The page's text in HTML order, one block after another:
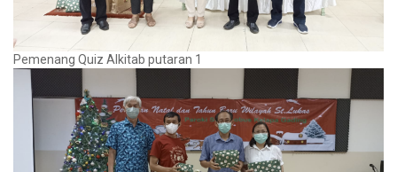
Pemenang Quiz Alkitab putaran 1